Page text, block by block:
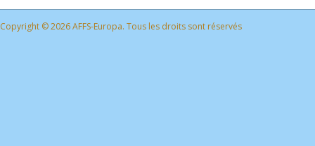
Copyright © 2026 AFFS-Europa. Tous les droits sont réservés